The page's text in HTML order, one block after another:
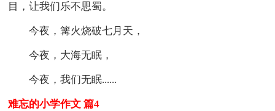
目，让我们乐不思蜀。
今夜，篝火烧破七月天，
今夜，大海无眠，
今夜，我们无眠......
难忘的小学作文 篇4